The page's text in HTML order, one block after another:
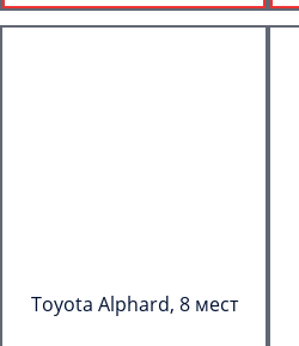
Toyota Alphard, 8 мест